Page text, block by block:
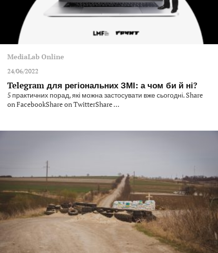
MediaLab Online
24/06/2022
Telegram для регіональних ЗМІ: а чом би й ні?
5 практичних порад, які можна застосувати вже сьогодні. Share
on FacebookShare on TwitterShare …